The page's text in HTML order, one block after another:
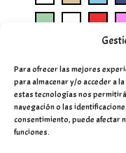
Para ofrecer las mejores
para almacenar y/o acceder a
estas tecnologías nos
navegación o las
consentimiento, puede afectar
funciones.